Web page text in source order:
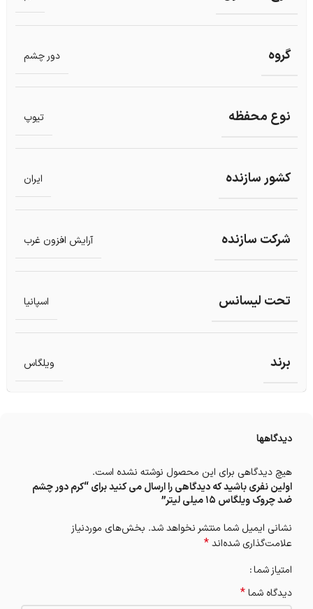
گروه دور چشم
نوع محفظه تیوپ
کشور سازنده ایران
شرکت سازنده آرایش افزون غرب
تحت لیسانس اسپانیا
برند ویلگاس
دیدگاهها
هیچ دیدگاهی برای این محصول نوشته نشده است.
اولین نفری باشید که دیدگاهی را ارسال می کنید برای “کرم دور چشم
ضد چروک ویلگاس 15 میلی لیتر”
نشانی ایمیل شما منتشر نخواهد شد. بخش‌های موردنیاز
علامت‌گذاری شده‌اند*
امتیاز شما
دیدگاه شما*